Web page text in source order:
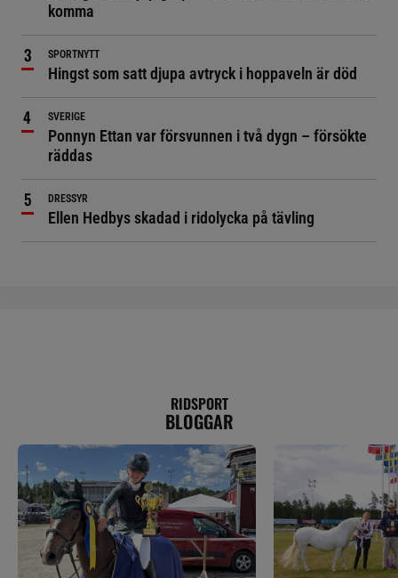
komma
SPORTNYTT
Hingst som satt djupa avtryck i hoppaveln är död
SVERIGE
Ponnyn Ettan var försvunnen i två dygn – försökte
räddas
DRESSYR
Ellen Hedbys skadad i ridolycka på tävling
RIDSPORT
BLOGGAR